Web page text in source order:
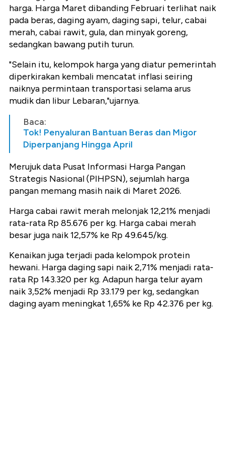
harga. Harga Maret dibanding Februari terlihat naik
pada beras, daging ayam, daging sapi, telur, cabai
merah, cabai rawit, gula, dan minyak goreng,
sedangkan bawang putih turun.
"Selain itu, kelompok harga yang diatur pemerintah
diperkirakan kembali mencatat inflasi seiring
naiknya permintaan transportasi selama arus
mudik dan libur Lebaran,"ujarnya.
Baca:
Tok! Penyaluran Bantuan Beras dan Migor
Diperpanjang Hingga April
Merujuk data Pusat Informasi Harga Pangan
Strategis Nasional (PIHPSN), sejumlah harga
pangan memang masih naik di Maret 2026.
Harga cabai rawit merah melonjak 12,21% menjadi
rata-rata Rp 85.676 per kg. Harga cabai merah
besar juga naik 12,57% ke Rp 49.645/kg.
Kenaikan juga terjadi pada kelompok protein
hewani. Harga daging sapi naik 2,71% menjadi rata-
rata Rp 143.320 per kg. Adapun harga telur ayam
naik 3,52% menjadi Rp 33.179 per kg, sedangkan
daging ayam meningkat 1,65% ke Rp 42.376 per kg.